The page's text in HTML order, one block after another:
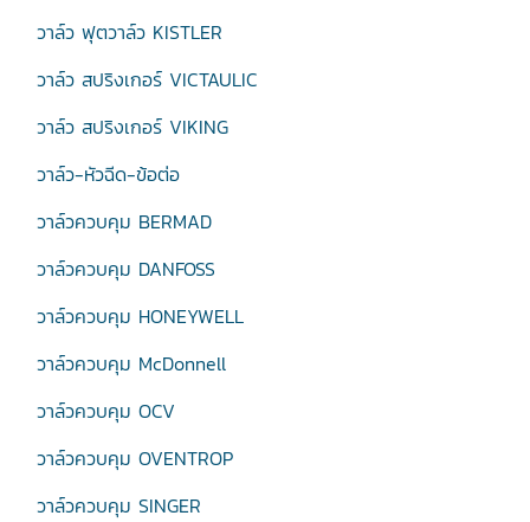
วาล์ว ฟุตวาล์ว KISTLER
วาล์ว สปริงเกอร์ VICTAULIC
วาล์ว สปริงเกอร์ VIKING
วาล์ว-หัวฉีด-ข้อต่อ
วาล์วควบคุม BERMAD
วาล์วควบคุม DANFOSS
วาล์วควบคุม HONEYWELL
วาล์วควบคุม McDonnell
วาล์วควบคุม OCV
วาล์วควบคุม OVENTROP
วาล์วควบคุม SINGER